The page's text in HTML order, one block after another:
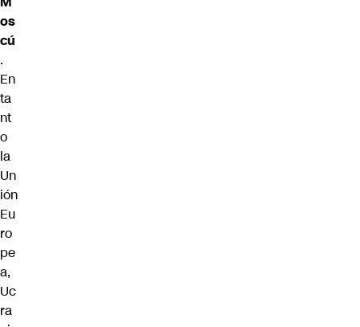
os
cú
.
En
ta
nt
o
la
Un
ión
Eu
ro
pe
a,
Uc
ra